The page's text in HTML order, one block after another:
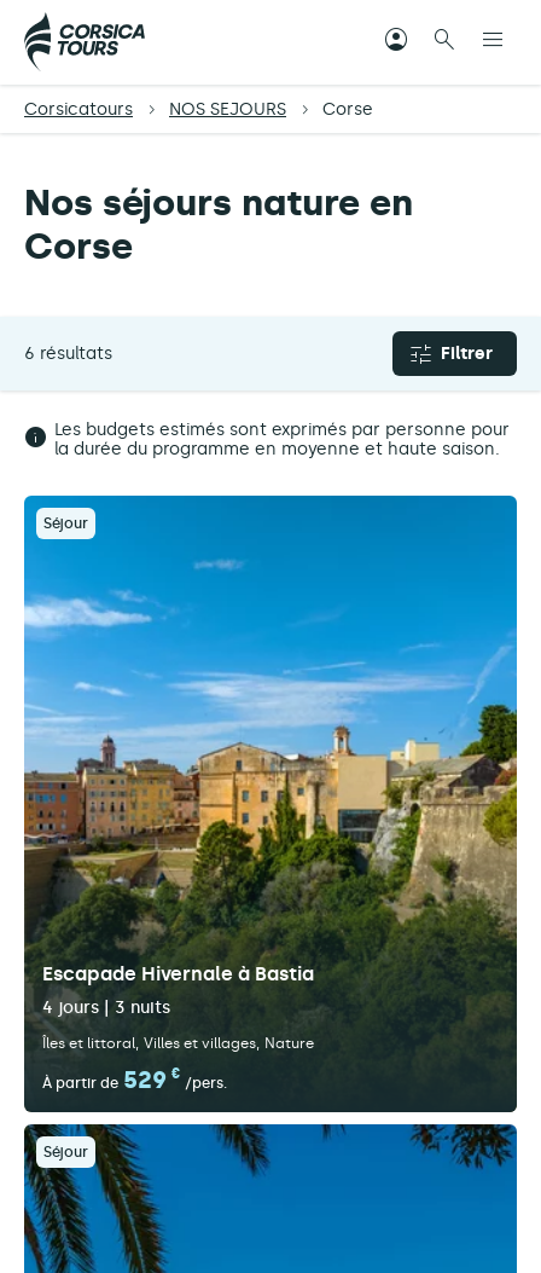
Corsicatours NOS SEJOURS Corse
Nos séjours nature en
Corse
6 résultats Filtrer
Les budgets estimés sont exprimés par personne pour
la durée du programme en moyenne et haute saison.
Séjour
Escapade Hivernale à Bastia
4 jours | 3 nuits
Îles et littoral Villes et villages Nature
À partir de 529 €
/pers.
Séjour